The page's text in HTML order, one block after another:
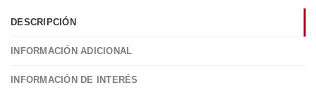
DESCRIPCIÓN
INFORMACIÓN ADICIONAL
INFORMACIÓN DE INTERÉS